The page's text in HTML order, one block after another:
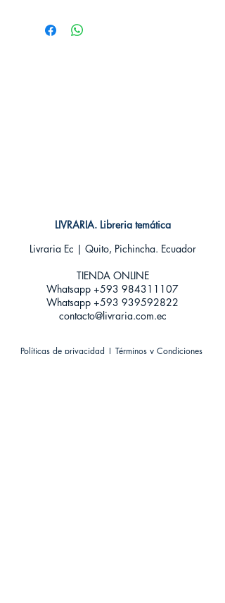
Editorial: ECC
Idioma: Castellano
LIVRARIA. Libreria temática
Livraria Ec | Quito, Pichincha. Ecuador
TIENDA ONLINE​
Whatsapp +593 984311107
Whatsapp +593 939592822
contacto@livraria.com.ec
Políticas de privacidad | Términos y Condiciones